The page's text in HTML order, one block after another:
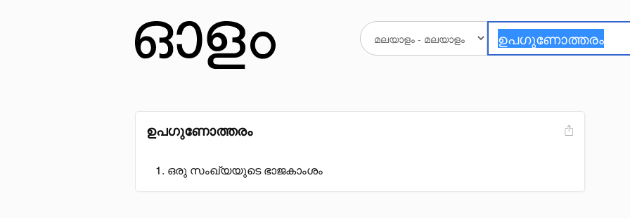
ഉപഗുണോത്തരം
ഒരു സംഖ്യയുടെ ഭാജകാംശം